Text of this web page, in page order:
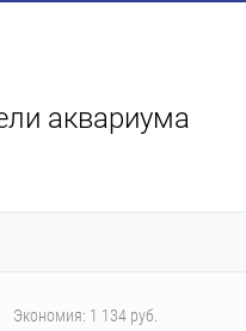
аквариума
Экономия: 1 134 руб.